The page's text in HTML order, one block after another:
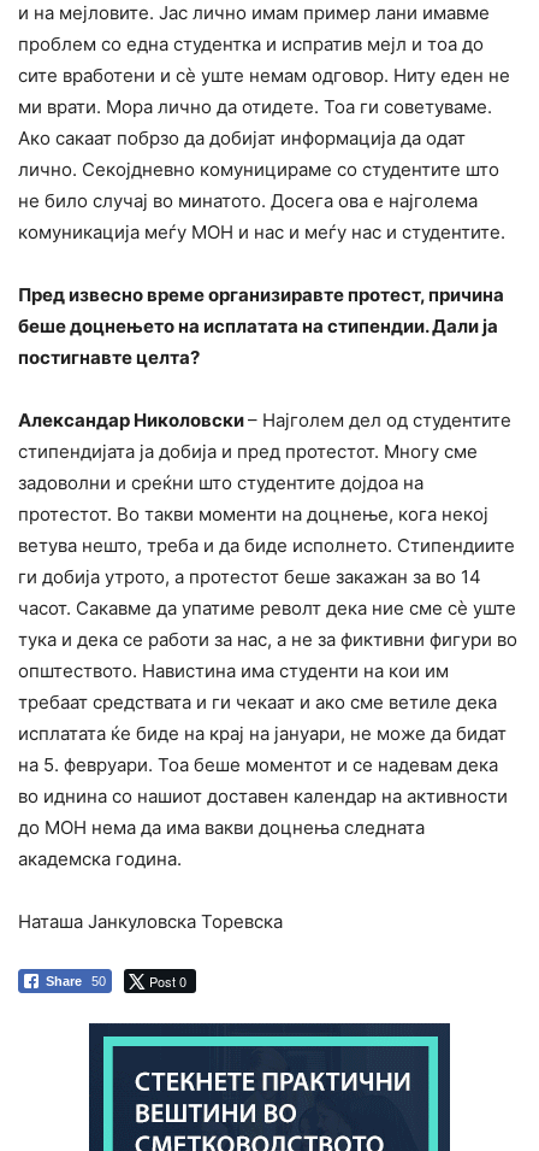
и на мејловите. Јас лично имам пример лани имавме
проблем со една студентка и испратив мејл и тоа до
сите вработени и сè уште немам одговор. Ниту еден не
ми врати. Мора лично да отидете. Тоа ги советуваме.
Ако сакаат побрзо да добијат информација да одат
лично. Секојдневно комуницираме со студентите што
не било случај во минатото. Досега ова е најголема
комуникација меѓу МОН и нас и меѓу нас и студентите.
Пред извесно време организиравте протест, причина
беше доцнењето на исплатата на стипендии. Дали ја
постигнавте целта?
Александар Николовски– Најголем дел од студентите
стипендијата ја добија и пред протестот. Многу сме
задоволни и среќни што студентите дојдоа на
протестот. Во такви моменти на доцнење, кога некој
ветува нешто, треба и да биде исполнето. Стипендиите
ги добија утрото, а протестот беше закажан за во 14
часот. Сакавме да упатиме револт дека ние сме сè уште
тука и дека се работи за нас, а не за фиктивни фигури во
општеството. Навистина има студенти на кои им
требаат средствата и ги чекаат и ако сме ветиле дека
исплатата ќе биде на крај на јануари, не може да бидат
на 5. февруари. Тоа беше моментот и се надевам дека
во иднина со нашиот доставен календар на активности
до МОН нема да има вакви доцнења следната
академска година.
Наташа Јанкуловска Торевска
Share 50 Post 0